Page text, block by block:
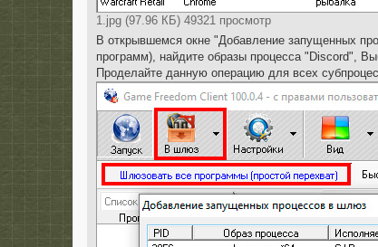
1.jpg (97.96 КБ) 49321 просмотр
В открывшемся окне "Добавление запущенных
программ), найдите образы процесса "Discord",
Проделайте данную операцию для всех